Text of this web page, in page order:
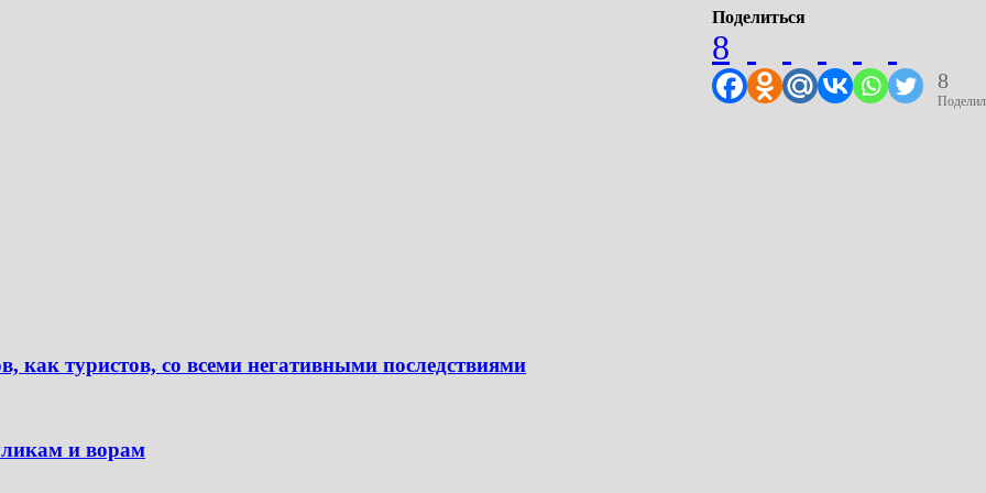
Поделиться
8
8
туристов, со всеми негативными последствиями
и ворам